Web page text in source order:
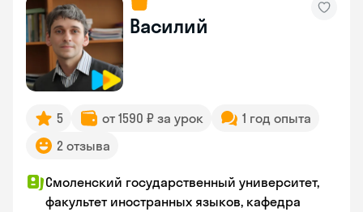
Василий
5 от 1590 ₽ за урок
1 год опыта
2 отзыва
Смоленский государственный университет,
факультет иностранных языков, кафедра